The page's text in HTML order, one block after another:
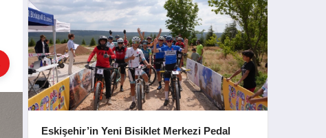
Eskişehir’in Yeni Bisiklet Merkezi Pedal